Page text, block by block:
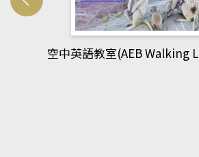
網管人(kono平台)